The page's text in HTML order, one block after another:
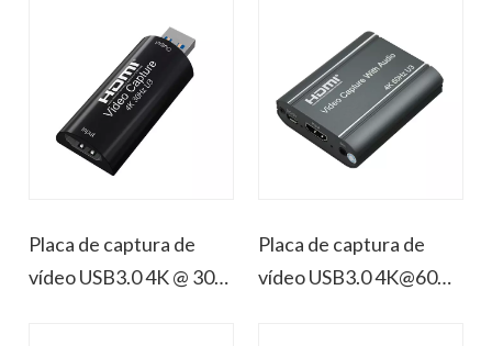
Placa de captura de
vídeo USB3.0 4K @ 30
Placa de captura de
vídeo USB3.0 4K@60